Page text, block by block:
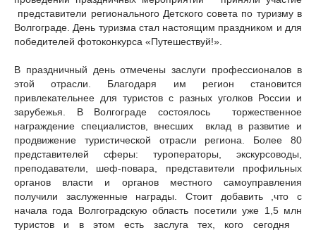
представители регионального Детского совета по туризму в
Волгограде. День туризма стал настоящим праздником и для
победителей фотоконкурса «Путешествуй!».
В праздничный день отмечены заслуги профессионалов в
этой отрасли. Благодаря им регион становится
привлекательнее для туристов с разных уголков России и
зарубежья. В Волгограде состоялось торжественное
награждение специалистов, внесших вклад в развитие и
продвижение туристической отрасли региона. Более 80
представителей сферы: туроператоры, экскурсоводы,
преподаватели, шеф-повара, представители профильных
органов власти и органов местного самоуправления
получили заслуженные награды. Стоит добавить ,что с
начала года Волгоградскую область посетили уже 1,5 млн
туристов и в этом есть заслуга тех, кого сегодня